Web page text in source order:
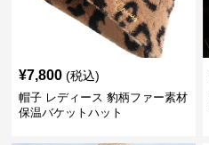
¥7,800 (税込)
帽子 レディース 豹柄ファー素材
保温バケットハット